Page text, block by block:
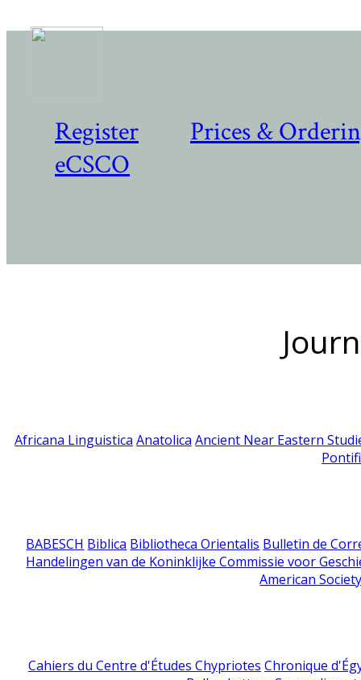
Register
Prices &
eCSCO
Africana Linguistica Anatolica Ancient Near Eastern
BABESCH Biblica Bibliotheca Orientalis Bulletin de
Handelingen van de Koninklijke Commissie voor
American
Cahiers du Centre d'Études Chypriotes Chronique